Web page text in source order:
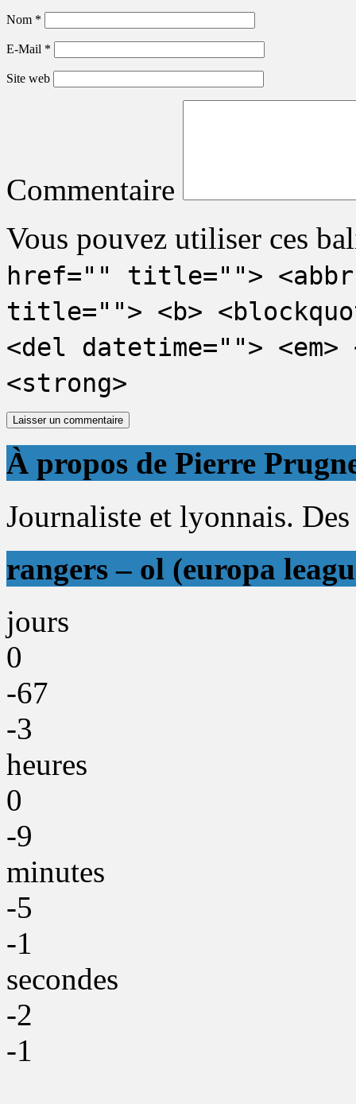
Nom *
E-Mail *
Site web
Commentaire
Vous pouvez utiliser ces
href="" title="">
title=""> <b>
<del datetime="">
<strong>
À propos de Pierre
Journaliste et lyonnais.
rangers – ol (europa
jours
0
-67
-3
heures
0
-9
minutes
-5
-1
secondes
-2
-1